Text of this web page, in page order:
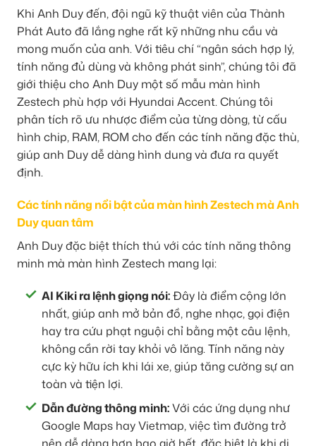
Khi Anh Duy đến, đội ngũ kỹ thuật viên của Thành
Phát Auto đã lắng nghe rất kỹ những nhu cầu và
mong muốn của anh. Với tiêu chí “ngân sách hợp lý,
tính năng đủ dùng và không phát sinh”, chúng tôi đã
giới thiệu cho Anh Duy một số mẫu màn hình
Zestech phù hợp với Hyundai Accent. Chúng tôi
phân tích rõ ưu nhược điểm của từng dòng, từ cấu
hình chip, RAM, ROM cho đến các tính năng đặc thù,
giúp anh Duy dễ dàng hình dung và đưa ra quyết
định.
Các tính năng nổi bật của màn hình Zestech mà Anh
Duy quan tâm
Anh Duy đặc biệt thích thú với các tính năng thông
minh mà màn hình Zestech mang lại:
AI Kiki ra lệnh giọng nói:Đây là điểm cộng lớn
nhất, giúp anh mở bản đồ, nghe nhạc, gọi điện
hay tra cứu phạt nguội chỉ bằng một câu lệnh,
không cần rời tay khỏi vô lăng. Tính năng này
cực kỳ hữu ích khi lái xe, giúp tăng cường sự an
toàn và tiện lợi.
Dẫn đường thông minh:Với các ứng dụng như
Google Maps hay Vietmap, việc tìm đường trở